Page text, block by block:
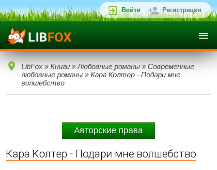
Войти Регистрация
LibFox » Книги » Любовные романы » Современные
любовные романы » Кара Колтер - Подари мне
волшебство
Авторские права
Кара Колтер - Подари мне волшебство